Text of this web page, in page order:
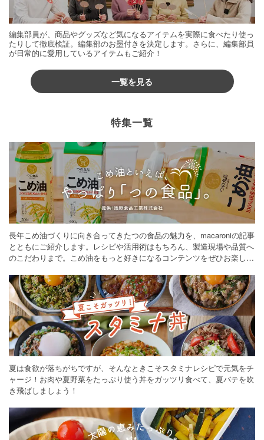
編集部員が、商品やグッズなど気になるアイテムを実際に食べたり使っ
たりして徹底検証。編集部のお墨付きを決定します。さらに、編集部員
が日常的に愛用しているアイテムもご紹介！
一覧を見る
特集一覧
長年こめ油づくりに向き合ってきたつの食品の魅力を、macaroniの記事
とともにご紹介します。レシピや活用術はもちろん、製造現場や品質へ
のこだわりまで。こめ油をもっと好きになるコンテンツをぜひお楽しみ
夏は食欲が落ちがちですが、そんなときこそスタミナレシピで元気をチ
ャージ！お肉や夏野菜をたっぷり使う丼をガッツリ食べて、夏バテを吹
き飛ばしましょう！